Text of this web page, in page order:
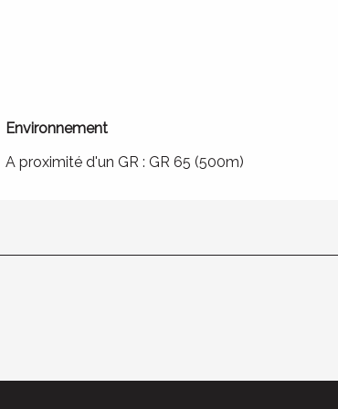
Environnement
Environnement
A proximité d'un GR : GR 65 (500m)